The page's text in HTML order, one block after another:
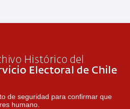
de seguridad para confirmar que
humano.